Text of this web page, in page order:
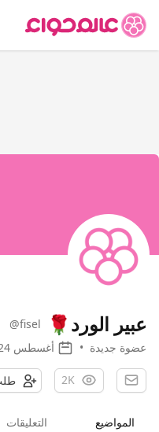
عبير الورد🌹
@fisel
عضوة جديدة • أغسطس 2024
2K
المواضيع التعليقات